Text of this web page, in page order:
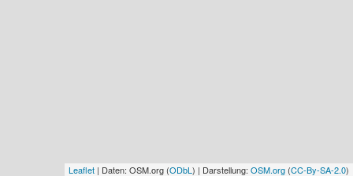
Leaflet | Daten: OSM.org (ODbL ) | Darstellung: OSM.org (CC-By-SA-2.0)